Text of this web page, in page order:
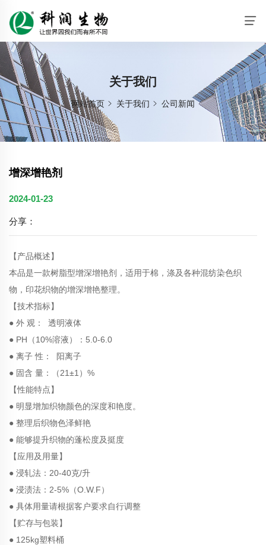
关于我们
网站首页 关于我们 公司新闻
增深增艳剂
2024-01-23
分享：
【产品概述】
本品是一款树脂型增深增艳剂，适用于棉，涤及各种混纺染色织
物，印花织物的增深增艳整理。
【技术指标】
● 外 观： 透明液体
● PH（10%溶液）：5.0-6.0
● 离子 性： 阳离子
● 固含 量：（21±1）%
【性能特点】
● 明显增加织物颜色的深度和艳度。
● 整理后织物色泽鲜艳
● 能够提升织物的蓬松度及挺度
【应用及用量】
● 浸轧法：20-40克/升
● 浸渍法：2-5%（O.W.F）
● 具体用量请根据客户要求自行调整
【贮存与包装】
● 125kg塑料桶